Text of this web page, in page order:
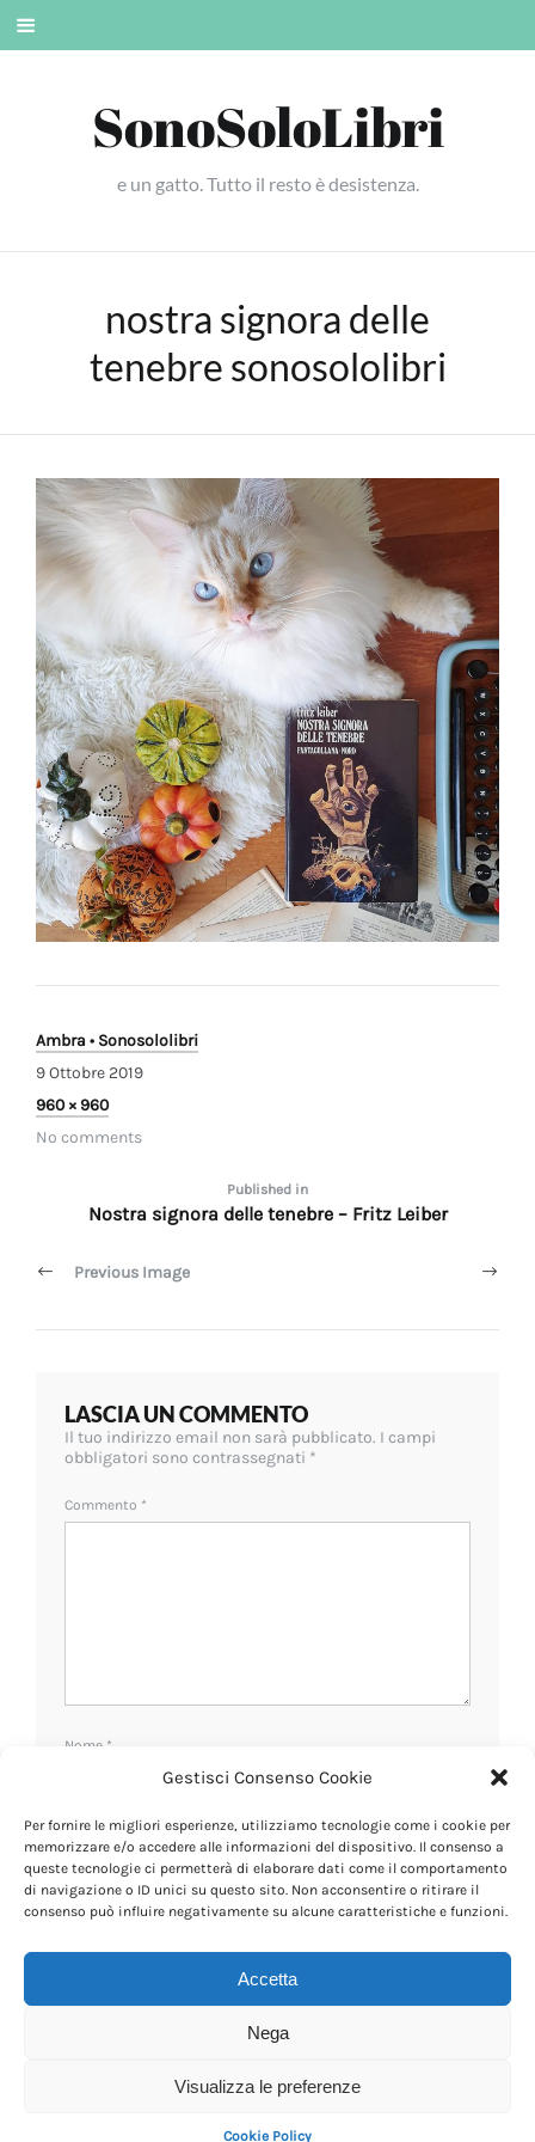
Gestisci Consenso Cookie
Per fornire le migliori esperienze, utilizziamo tecnologie come i cookie per
memorizzare e/o accedere alle informazioni del dispositivo. Il consenso a
queste tecnologie ci permetterà di elaborare dati come il comportamento
di navigazione o ID unici su questo sito. Non acconsentire o ritirare il
consenso può influire negativamente su alcune caratteristiche e funzioni.
Accetta
Nega
Visualizza le preferenze
Cookie Policy
Skip
SonoSoloLibri
e un gatto. Tutto il resto è desistenza.
nostra signora delle
tenebre sonosololibri
Ambra • Sonosololibri
9 Ottobre 2019
9
Ottobre
2019
Full
size
960 × 960
No comments
Navigazione
articoli
Published in
Nostra signora delle tenebre – Fritz Leiber
Previous Image
LASCIA UN COMMENTO
Il tuo indirizzo email non sarà pubblicato. I campi
obbligatori sono contrassegnati *
Commento *
Nome *
Email*